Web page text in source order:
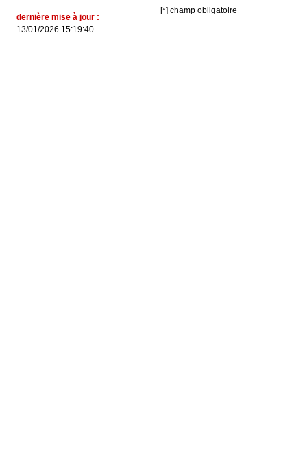
dernière mise à jour :
13/01/2026 15:19:40
[*] champ obligatoire